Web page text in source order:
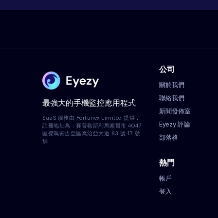
最強大的手機監控應用程式
SaaS 服務由 Fortunex Limited 提供，
註冊地址為：賽普勒斯利馬索爾市 4047
區傑瑪索吉亞區喬治亞大道 83 號 17 號
舖
公司
關於我們
聯絡我們
新聞發佈室
Eyezy 評論
部落格
熱門
帳戶
登入